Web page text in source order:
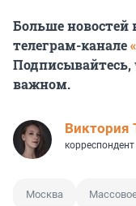
Больше
телеграм-канале
важном.
Виктория
Москва